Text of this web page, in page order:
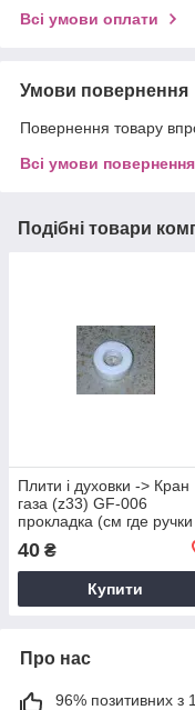
Всі умови оплати
Умови повернення
Повернення товару
Всі умови повернення
Подібні товари
Плити і духовки -> Кран
газа (z33) GF-006
прокладка (см где ручки
40 ₴
Купити
Про нас
96% позитивних з